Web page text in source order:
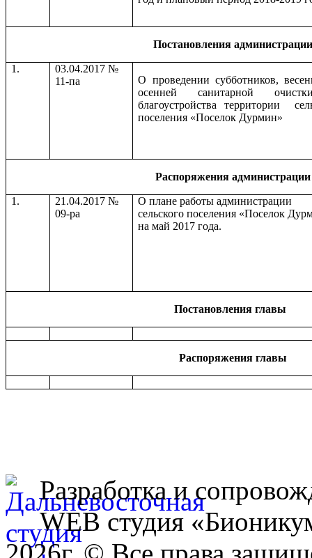
Постановления администрации
1.
03.04.2017 №
11-па
О проведении субботников,
осенней санитарной
благоустройства территории
поселения «Поселок Дурмин»
Распоряжения администрации
1.
21.04.2017 №
09-ра
О плане работы администрации
сельского поселения «Поселок
на май 2017 года.
Постановления главы
Распоряжения главы
Разработка и
WEB студия